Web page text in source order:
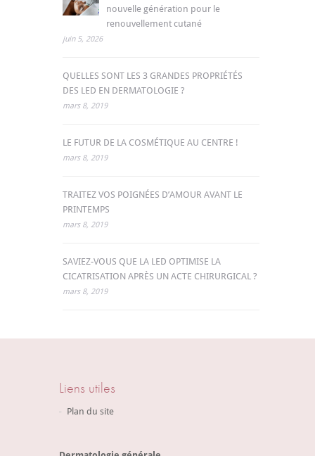
nouvelle génération pour le
renouvellement cutané
juin 5, 2026
QUELLES SONT LES 3 GRANDES PROPRIÉTÉS
DES LED EN DERMATOLOGIE ?
mars 8, 2019
LE FUTUR DE LA COSMÉTIQUE AU CENTRE !
mars 8, 2019
TRAITEZ VOS POIGNÉES D’AMOUR AVANT LE
PRINTEMPS
mars 8, 2019
SAVIEZ-VOUS QUE LA LED OPTIMISE LA
CICATRISATION APRÈS UN ACTE CHIRURGICAL ?
mars 8, 2019
Liens utiles
Plan du site